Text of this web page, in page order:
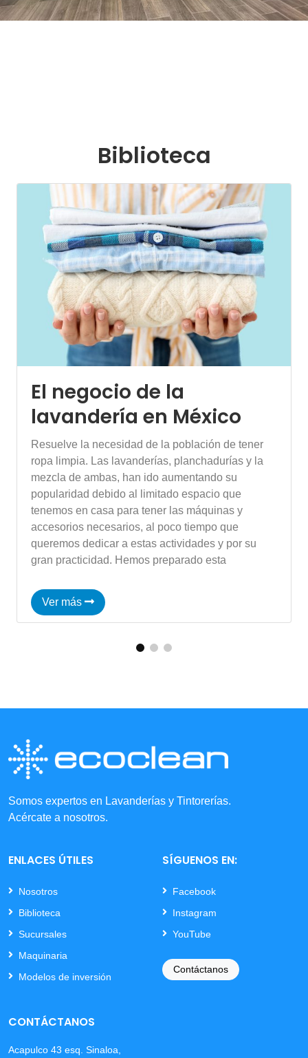
Biblioteca
El negocio de la
lavandería en México
Resuelve la necesidad de la población de tener
ropa limpia. Las lavanderías, planchadurías y la
mezcla de ambas, han ido aumentando su
popularidad debido al limitado espacio que
tenemos en casa para tener las máquinas y
accesorios necesarios, al poco tiempo que
queremos dedicar a estas actividades y por su
gran practicidad. Hemos preparado esta
Ver más
Somos expertos en Lavanderías y Tintorerías.
Acércate a nosotros.
ENLACES ÚTILES
Nosotros
Biblioteca
Sucursales
Maquinaria
Modelos de inversión
SÍGUENOS EN:
Facebook
Instagram
YouTube
Contáctanos
CONTÁCTANOS
Acapulco 43 esq. Sinaloa,